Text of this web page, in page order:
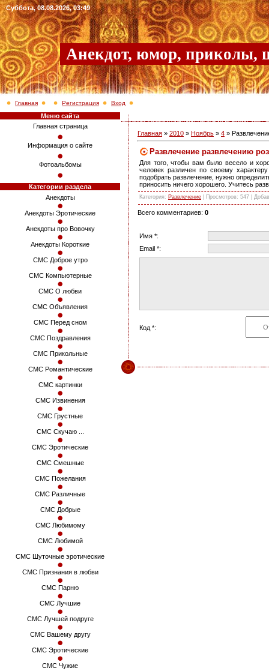
Суббота, 08.08.2026, 03:49
Анекдот, юмор, приколы,
Главная Регистрация Вход
Меню сайта
Главная страница
Информация о сайте
Фотоальбомы
Категории раздела
Анекдоты
Анекдоты Эротические
Анекдоты про Вовочку
Анекдоты Короткие
СМС Доброе утро
СМС Компьютерные
СМС О любви
СМС Объявления
СМС Перед сном
СМС Поздравления
СМС Прикольные
СМС Романтические
СМС картинки
СМС Извинения
СМС Грустные
СМС Скучаю ...
СМС Эротические
СМС Смешные
СМС Пожелания
СМС Различные
СМС Добрые
СМС Любимому
СМС Любимой
СМС Шуточные эротические
СМС Признания в любви
СМС Парню
СМС Лучшие
СМС Лучшей подруге
СМС Вашему другу
СМС Эротические
СМС Чужие
Главная » 2010 » Ноябрь » 4 »
Развлечение развлечению
Для того, чтобы вам было весело и
человек различен по своему
подобрать развлечение, нужно
приносить ничего хорошего. Учитесь
Категория: Развлечение Просмотров: 547 |
Всего комментариев: 0
Имя *:
Email *:
Код *: